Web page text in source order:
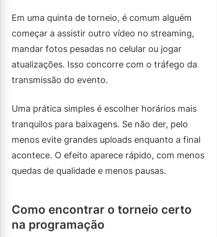
Em uma quinta de torneio, é comum alguém
começar a assistir outro vídeo no streaming,
mandar fotos pesadas no celular ou jogar
atualizações. Isso concorre com o tráfego da
transmissão do evento.
Uma prática simples é escolher horários mais
tranquilos para baixagens. Se não der, pelo
menos evite grandes uploads enquanto a final
acontece. O efeito aparece rápido, com menos
quedas de qualidade e menos pausas.
Como encontrar o torneio certo
na programação